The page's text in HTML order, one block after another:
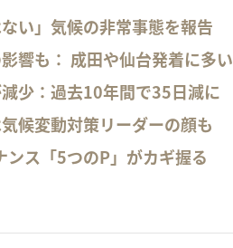
い」気候の非常事態を報告
響も： 成田や仙台発着に多い
少：過去10年間で35日減に
候変動対策リーダーの顔も
ス「5つのP」がカギ握る